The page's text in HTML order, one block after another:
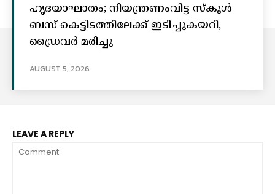
ഹൃദയാഘാതം; നിയന്ത്രണംവിട്ട സ്കൂൾ
ബസ് കെട്ടിടത്തിലേക്ക് ഇടിച്ചുകയറി,
ഡ്രൈവർ മരിച്ചു
AUGUST 5, 2026
LEAVE A REPLY